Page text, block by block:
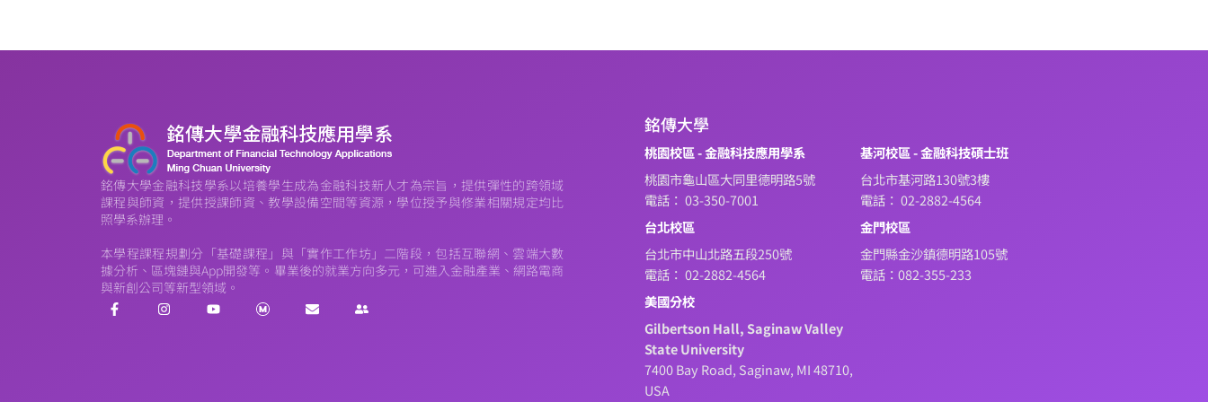
銘傳大學金融科技學系以培養學生成為金融科技新人才為宗旨，提供彈性的跨領域
課程與師資，提供授課師資、教學設備空間等資源，學位授予與修業相關規定均比
照學系辦理。
本學程課程規劃分「基礎課程」與「實作工作坊」二階段，包括互聯網、雲端大數
據分析、區塊鏈與App開發等。畢業後的就業方向多元，可進入金融產業、網路電商
與新創公司等新型領域。
銘傳大學
桃園校區 - 金融科技應用學系
桃園市龜山區大同里德明路5號
電話： 03-350-7001
基河校區 - 金融科技碩士班
台北市基河路130號3樓
電話： 02-2882-4564
台北校區
台北市中山北路五段250號
電話： 02-2882-4564
金門校區
金門縣金沙鎮德明路105號
電話：082-355-233
美國分校
Gilbertson Hall, Saginaw Valley
State University
7400 Bay Road, Saginaw, MI 48710,
USA